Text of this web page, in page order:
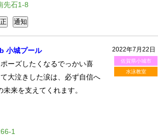
先石1-8
2022年7月22日
佐賀県小城市
水泳教室
小城プール
ーズしたくなるでっかい喜
大泣きした涙は、必ず自信へ
来を支えてくれます。
1